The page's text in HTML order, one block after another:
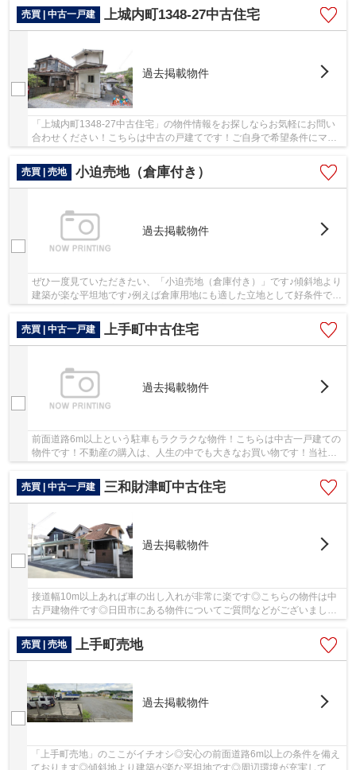
売買 | 中古一戸建
上城内町1348-27中古住宅
過去掲載物件
「上城内町1348-27中古住宅」の物件情報をお探しならお気軽にお問い
合わせください！こちらは中古の戸建てです！ご自身で希望条件にマッ
売買 | 売地
小迫売地（倉庫付き）
過去掲載物件
ぜひ一度見ていただきたい、「小迫売地（倉庫付き）」です♪傾斜地より
建築が楽な平坦地です♪例えば倉庫用地にも適した立地として好条件で利
売買 | 中古一戸建
上手町中古住宅
過去掲載物件
前面道路6m以上という駐車もラクラクな物件！こちらは中古一戸建ての
物件です！不動産の購入は、人生の中でも大きなお買い物です！当社ス
売買 | 中古一戸建
三和財津町中古住宅
過去掲載物件
接道幅10m以上あれば車の出し入れが非常に楽です◎こちらの物件は中
古戸建物件です◎日田市にある物件についてご質問などがございました
ら、当社スタッフまでお気軽にご連絡ください◎し...
売買 | 売地
上手町売地
過去掲載物件
「上手町売地」のここがイチオシ◎安心の前面道路6m以上の条件を備え
ております◎傾斜地より建築が楽な平坦地です◎周辺環境が充実してい